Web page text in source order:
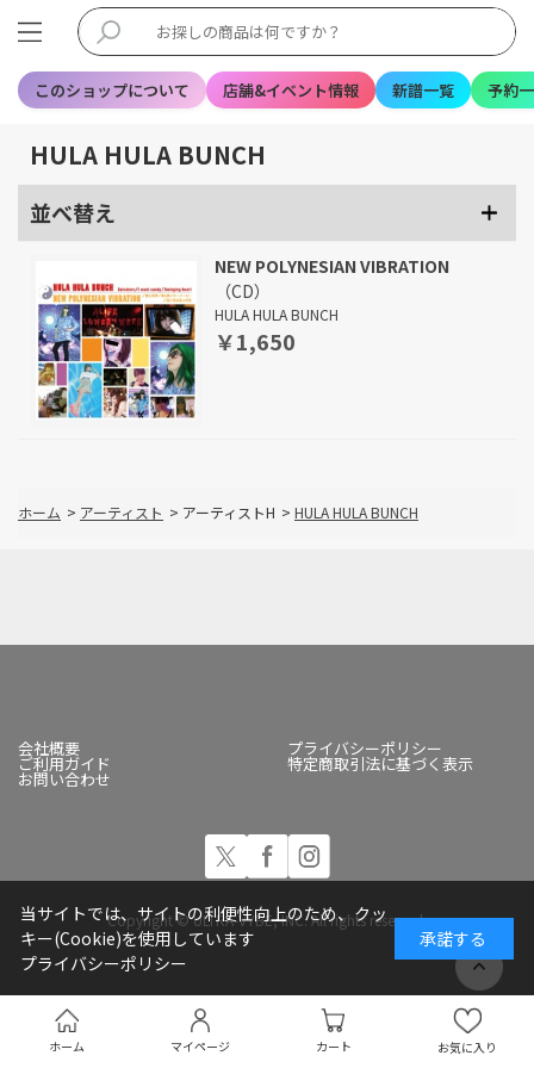
このショップについて 店舗&イベント情報 新譜一覧 予約
ホーム マイページ カート お気に入り
HULA HULA BUNCH
並べ替え
NEW POLYNESIAN VIBRATION
（CD）
HULA HULA BUNCH
￥1,650
ホーム > アーティスト > アーティストH > HULA HULA BUNCH
会社概要 プライバシーポリシー
ご利用ガイド 特定商取引法に基づく表示
お問い合わせ
Copyright © ULTRA-VYBE, INC. All rights reserved.
当サイトでは、サイトの利便性向上のため、クッ
キー(Cookie)を使用しています
プライバシーポリシー
承諾する